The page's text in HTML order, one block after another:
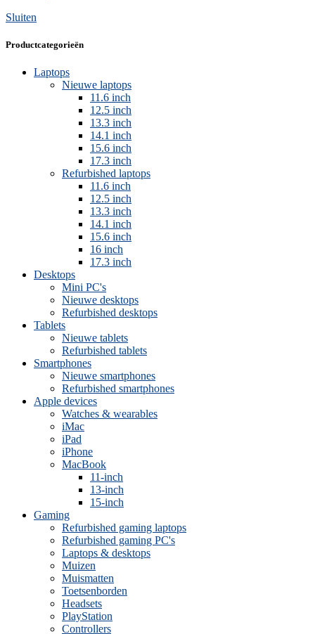
Sluiten
Productcategorieën
Laptops
Nieuwe laptops
11.6 inch
12.5 inch
13.3 inch
14.1 inch
15.6 inch
17.3 inch
Refurbished laptops
11.6 inch
12.5 inch
13.3 inch
14.1 inch
15.6 inch
16 inch
17.3 inch
Desktops
Mini PC's
Nieuwe desktops
Refurbished desktops
Tablets
Nieuwe tablets
Refurbished tablets
Smartphones
Nieuwe smartphones
Refurbished smartphones
Apple devices
Watches & wearables
iMac
iPad
iPhone
MacBook
11-inch
13-inch
15-inch
Gaming
Refurbished gaming laptops
Refurbished gaming PC's
Laptops & desktops
Muizen
Muismatten
Toetsenborden
Headsets
PlayStation
Controllers